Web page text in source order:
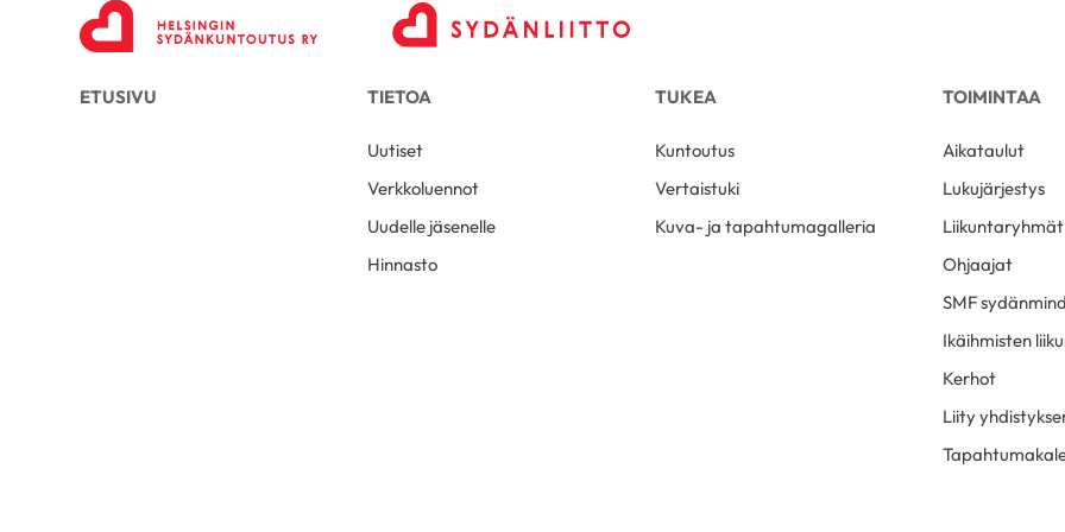
ETUSIVU TIETOA
Uutiset
Verkkoluennot
Uudelle jäsenelle
Hinnasto
TUKEA
Kuntoutus
Vertaistuki
Kuva- ja tapahtumagalleria
TOIMINTAA
Aikataulut
Lukujärjestys
Liikuntaryhmät
Ohjaajat
SMF
Ikäihmisten
Kerhot
Liity